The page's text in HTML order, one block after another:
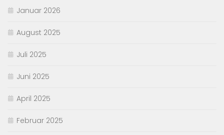
Januar 2026
August 2025
Juli 2025
Juni 2025
April 2025
Februar 2025